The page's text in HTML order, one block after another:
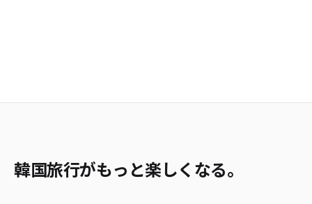
韓国旅行がもっと楽しくなる。